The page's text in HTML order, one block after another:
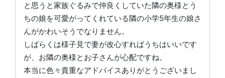
と思うと家族ぐるみで仲良くしていた隣の奥様とう
ちの娘を可愛がってくれている隣の小学5年生の娘さ
んがかわいそうでなりません。
しばらくは様子見で妻が改心すればうちはいいです
が、お隣の奥様とお子さんが心配ですね。
本当に色々貴重なアドバイスありがとうございまし